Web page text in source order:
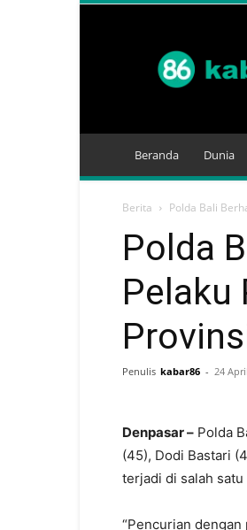
Beranda Dunia
Berita Polda Bali
Polda
Pelaku
Penulis kabar86 - 24
Denpasar – Polda
(45), Dodi Bastari
terjadi di salah satu
“Pencurian